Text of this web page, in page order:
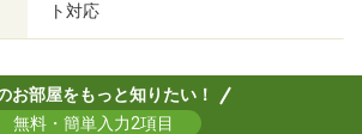
ト対応
お部屋をもっと知りたい！
無料・簡単入力2項目